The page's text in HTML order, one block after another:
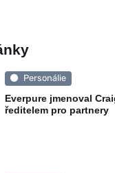
Personálie
Everpure jmenoval
ředitelem pro partnery